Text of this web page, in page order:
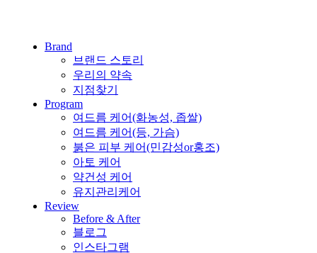
Brand
브랜드 스토리
우리의 약속
지점찾기
Program
여드름 케어(화농성, 좁쌀)
여드름 케어(등, 가슴)
붉은 피부 케어(민감성or홍조)
아토 케어
약건성 케어
유지관리케어
Review
Before & After
블로그
인스타그램